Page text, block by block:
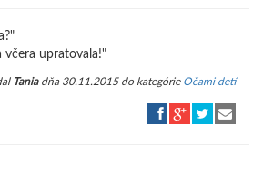
včera upratovala!"
Taniadňa 30.11.2015 do kategórie Očami detí